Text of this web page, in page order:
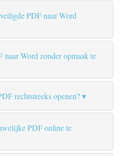
PDF naar Word
naar Word zonder opmaak te
rechtstreeks openen?
PDF online te